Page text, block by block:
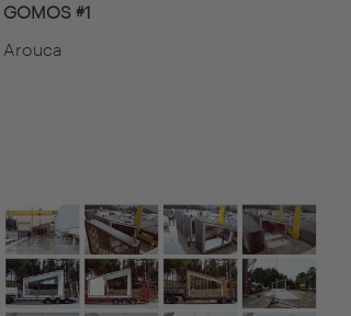
GOMOS #1
Arouca